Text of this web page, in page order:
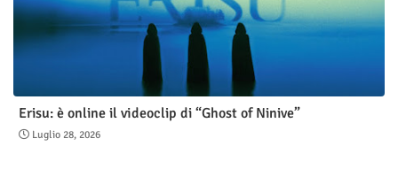
Erisu: è online il videoclip di “Ghost of Ninive”
Luglio 28, 2026